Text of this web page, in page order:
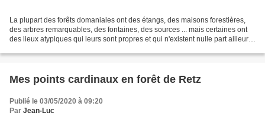
La plupart des forêts domaniales ont des étangs, des maisons forestières,
des arbres remarquables, des fontaines, des sources ... mais certaines ont
des lieux atypiques qui leurs sont propres et qui n'existent nulle part ailleurs.
Mes points cardinaux en forêt de Retz
Publié le 03/05/2020 à 09:20
Par Jean-Luc